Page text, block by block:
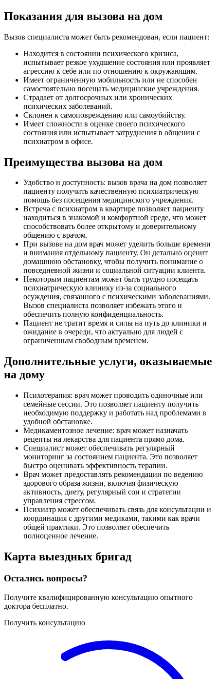
Показания для вызова на дом
Вызов специалиста может быть рекомендован, если пациент:
Находится в состоянии психического кризиса,
испытывает резкое ухудшение состояния или проявляет
агрессию к себе или по отношению к окружающим.
Имеет ограниченную мобильность или не способен
самостоятельно посещать медицинские учреждения.
Страдает от долгосрочных или хронических
психических заболеваний.
Склонен к самоповреждению или самоубийству.
Имеет сложности в оценке своего психического
состояния или испытывает затруднения в общении с
психиатром в офисе.
Преимущества вызова на дом
Удобство и доступность: вызов врача на дом позволяет
пациенту получить качественную психиатрическую
помощь без посещения медицинского учреждения.
Встреча с психиатром в квартире позволяет пациенту
находиться в знакомой и комфортной среде, что может
способствовать более открытому и доверительному
общению с врачом.
При вызове на дом врач может уделить больше времени
и внимания отдельному пациенту. Он детально оценит
домашнюю обстановку, чтобы получить понимание о
повседневной жизни и социальной ситуации клиента.
Некоторым пациентам может быть трудно посещать
психиатрическую клинику из-за социального
осуждения, связанного с психическими заболеваниями.
Вызов специалиста позволяет избежать этого и
обеспечить полную конфиденциальность.
Пациент не тратит время и силы на путь до клиники и
ожидание в очереди, что актуально для людей с
ограниченным свободным временем.
Дополнительные услуги, оказываемые
на дому
Психотерапия: врач может проводить одиночные или
семейные сессии. Это позволяет пациенту получить
необходимую поддержку и работать над проблемами в
удобной обстановке.
Медикаментозное лечение: врач может назначать
рецепты на лекарства для пациента прямо дома.
Специалист может обеспечивать регулярный
мониторинг за состоянием пациента. Это позволяет
быстро оценивать эффективность терапии.
Врач может предоставлять рекомендации по ведению
здорового образа жизни, включая физическую
активность, диету, регулярный сон и стратегии
управления стрессом.
Психиатр может обеспечивать связь для консультации и
координация с другими медиками, такими как врачи
общей практики. Это позволяет обеспечить
полноценное лечение.
Карта выездных бригад
Остались вопросы?
Получите квалифицированную консультацию опытного
доктора бесплатно.
Получить консультацию